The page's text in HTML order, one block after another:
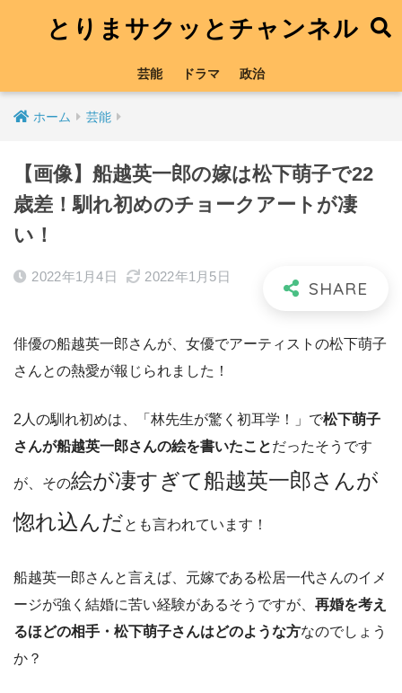
とりまサクッとチャンネル
芸能 ドラマ 政治
ホーム 芸能
【画像】船越英一郎の嫁は松下萌子で22
歳差！馴れ初めのチョークアートが凄
い！
2022年1月4日 2022年1月5日
俳優の船越英一郎さんが、女優でアーティストの松下萌子
さんとの熱愛が報じられました！
2人の馴れ初めは、「林先生が驚く初耳学！」で松下萌子
さんが船越英一郎さんの絵を書いたことだったそうです
が、その絵が凄すぎて船越英一郎さんが
惚れ込んだとも言われています！
船越英一郎さんと言えば、元嫁である松居一代さんのイメ
ージが強く結婚に苦い経験があるそうですが、 再婚を考え
るほどの相手・松下萌子さんはどのような方なのでしょう
か？